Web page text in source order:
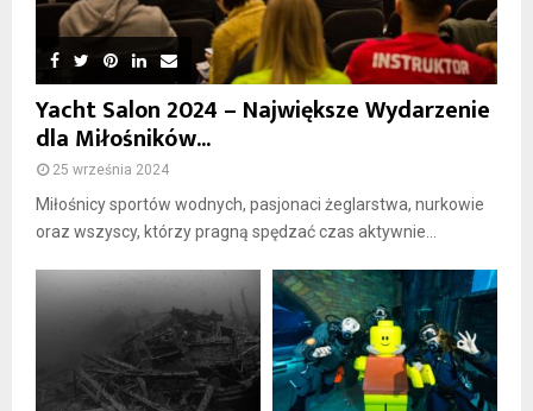
Yacht Salon 2024 – Największe Wydarzenie
dla Miłośników...
25 września 2024
Miłośnicy sportów wodnych, pasjonaci żeglarstwa, nurkowie
oraz wszyscy, którzy pragną spędzać czas aktywnie...